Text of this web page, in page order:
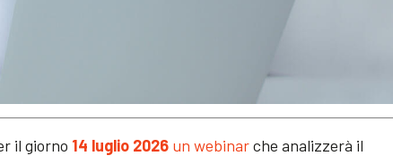
il giorno 14 luglio 2026 un webinarche analizzerà il